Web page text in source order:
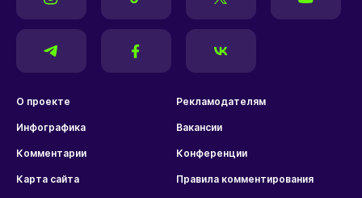
О проекте Рекламодателям
Инфографика Вакансии
Комментарии Конференции
Карта сайта Правила комментирования